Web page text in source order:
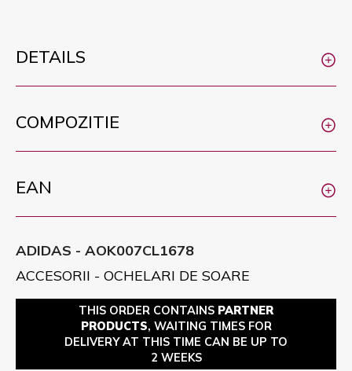
DETAILS
COMPOZITIE
EAN
ADIDAS - AOK007CL1678
ACCESORII - OCHELARI DE SOARE
THIS ORDER CONTAINS PARTNER
PRODUCTS, WAITING TIMES FOR
DELIVERY AT THIS TIME CAN BE UP TO
2 WEEKS